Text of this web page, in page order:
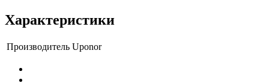
Характеристики
Производитель Uponor